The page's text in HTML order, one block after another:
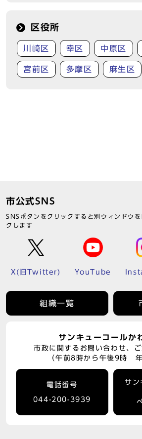
区役所
川崎区 幸区 中原区
宮前区 多摩区 麻生区
市公式SNS
SNSボタンをクリックすると別ウィンドウ
クします
X(旧Twitter) YouTube
組織一覧
サンキューコールか
市政に関するお問い合わせ、
（午前8時から午後9時 年
電話番号
044-200-3939
サン